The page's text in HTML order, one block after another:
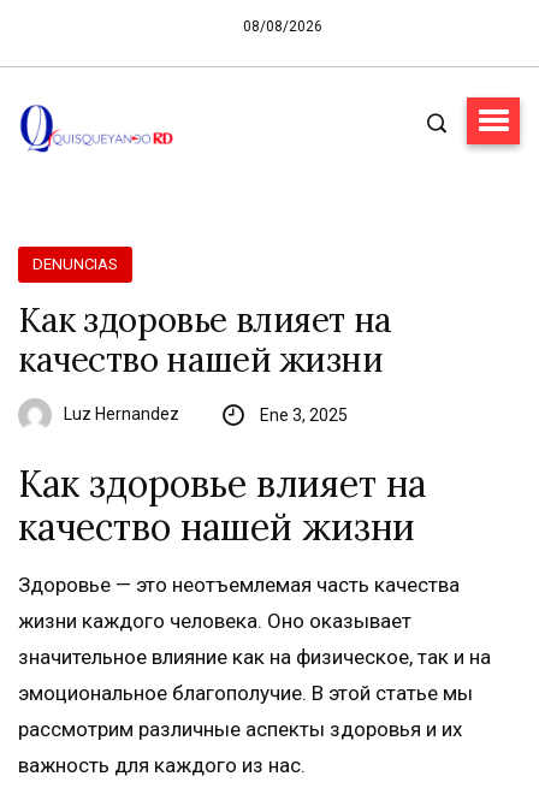
08/08/2026
DENUNCIAS
Как здоровье влияет на
качество нашей жизни
Luz Hernandez Ene 3, 2025
Как здоровье влияет на
качество нашей жизни
Здоровье — это неотъемлемая часть качества
жизни каждого человека. Оно оказывает
значительное влияние как на физическое, так и на
эмоциональное благополучие. В этой статье мы
рассмотрим различные аспекты здоровья и их
важность для каждого из нас.